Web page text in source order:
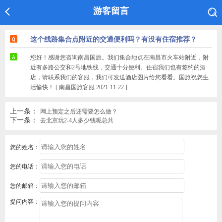
游客留言
这个线路集合点附近的交通便利吗？有没有住宿推荐？
您好！感谢您咨询南昌国旅。我们集合地点在南昌市火车站附近，附
近有多路公交和2号地铁线，交通十分便利。住宿我们也有签约的酒
店，请联系我们的客服，我们可发送酒店图片给您看看。国旅祝您生
活愉快！ [ 南昌国旅客服 2021-11-22 ]
上一条： 网上预定之后还需要怎么做？
下一条： 去北京玩2-4人多少钱呢总共
您的姓名：
您的电话：
您的邮箱：
提问内容：